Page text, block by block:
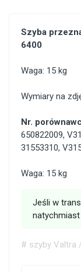
Szyba
6400
Waga: 15 kg
Wymiary na
Nr.
650822009,
31553310,
Waga: 15 kg
Jeśli w
# szyby Valtra